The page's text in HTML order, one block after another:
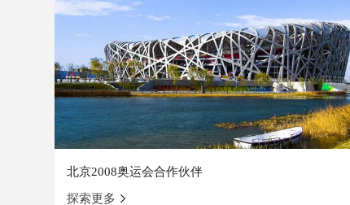
北京2008奥运会合作伙伴
探索更多